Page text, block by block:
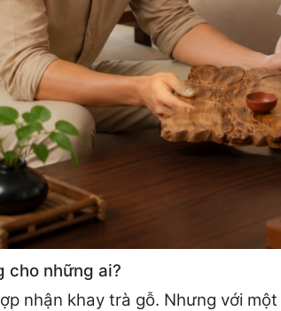
cho những ai?
nhận khay trà gỗ. Nhưng với